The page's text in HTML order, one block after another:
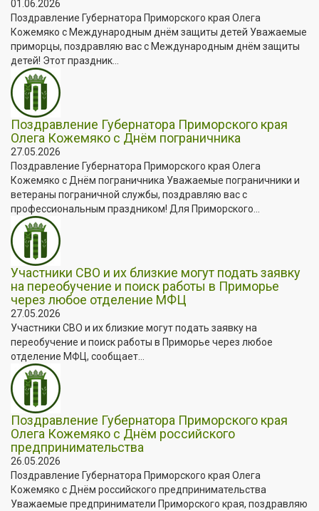
01.06.2026
Поздравление Губернатора Приморского края Олега
Кожемяко с Международным днём защиты детей Уважаемые
приморцы, поздравляю вас с Международным днём защиты
детей! Этот праздник...
Поздравление Губернатора Приморского края
Олега Кожемяко с Днём пограничника
27.05.2026
Поздравление Губернатора Приморского края Олега
Кожемяко с Днём пограничника Уважаемые пограничники и
ветераны пограничной службы, поздравляю вас с
профессиональным праздником! Для Приморского...
Участники СВО и их близкие могут подать заявку
на переобучение и поиск работы в Приморье
через любое отделение МФЦ
27.05.2026
Участники СВО и их близкие могут подать заявку на
переобучение и поиск работы в Приморье через любое
отделение МФЦ, сообщает...
Поздравление Губернатора Приморского края
Олега Кожемяко с Днём российского
предпринимательства
26.05.2026
Поздравление Губернатора Приморского края Олега
Кожемяко с Днём российского предпринимательства
Уважаемые предприниматели Приморского края, поздравляю